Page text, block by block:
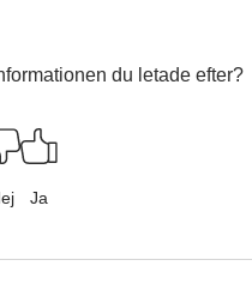
du letade efter?
Ja